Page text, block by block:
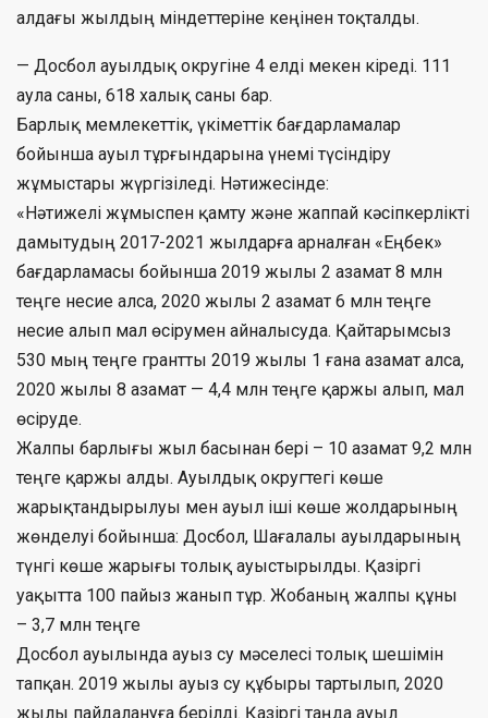
алдағы жылдың міндеттеріне кеңінен тоқталды.
— Досбол ауылдық округіне 4 елді мекен кіреді. 111
аула саны, 618 халық саны бар.
Барлық мемлекеттік, үкіметтік бағдарламалар
бойынша ауыл тұрғындарына үнемі түсіндіру
жұмыстары жүргізіледі. Нәтижесінде:
«Нәтижелі жұмыспен қамту және жаппай кәсіпкерлікті
дамытудың 2017-2021 жылдарға арналған «Еңбек»
бағдарламасы бойынша 2019 жылы 2 азамат 8 млн
теңге несие алса, 2020 жылы 2 азамат 6 млн теңге
несие алып мал өсірумен айналысуда. Қайтарымсыз
530 мың теңге грантты 2019 жылы 1 ғана азамат алса,
2020 жылы 8 азамат — 4,4 млн теңге қаржы алып, мал
өсіруде.
Жалпы барлығы жыл басынан бері – 10 азамат 9,2 млн
теңге қаржы алды. Ауылдық округтегі көше
жарықтандырылуы мен ауыл іші көше жолдарының
жөнделуі бойынша: Досбол, Шағалалы ауылдарының
түнгі көше жарығы толық ауыстырылды. Қазіргі
уақытта 100 пайыз жанып тұр. Жобаның жалпы құны
– 3,7 млн теңге
Досбол ауылында ауыз су мәселесі толық шешімін
тапқан. 2019 жылы ауыз су құбыры тартылып, 2020
жылы пайдалануға берілді. Қазіргі таңда ауыл